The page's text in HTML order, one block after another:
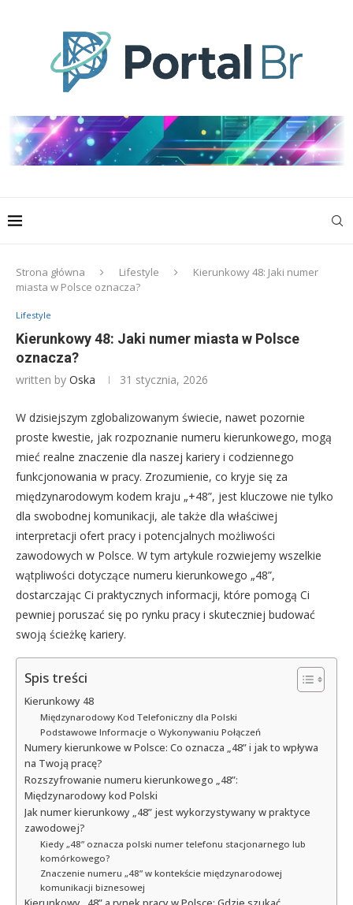
Strona główna Lifestyle
Kierunkowy 48: Jaki numer
miasta w Polsce oznacza?
Lifestyle
Kierunkowy 48: Jaki numer miasta w Polsce
oznacza?
written by Oska 31 stycznia, 2026
W dzisiejszym zglobalizowanym świecie, nawet pozornie
proste kwestie, jak rozpoznanie numeru kierunkowego, mogą
mieć realne znaczenie dla naszej kariery i codziennego
funkcjonowania w pracy. Zrozumienie, co kryje się za
międzynarodowym kodem kraju „+48”, jest kluczowe nie tylko
dla swobodnej komunikacji, ale także dla właściwej
interpretacji ofert pracy i potencjalnych możliwości
zawodowych w Polsce. W tym artykule rozwiejemy wszelkie
wątpliwości dotyczące numeru kierunkowego „48”,
dostarczając Ci praktycznych informacji, które pomogą Ci
pewniej poruszać się po rynku pracy i skuteczniej budować
swoją ścieżkę kariery.
Spis treści
Kierunkowy 48
Międzynarodowy Kod Telefoniczny dla Polski
Podstawowe Informacje o Wykonywaniu Połączeń
Numery kierunkowe w Polsce: Co oznacza „48” i jak to wpływa
na Twoją pracę?
Rozszyfrowanie numeru kierunkowego „48”:
Międzynarodowy kod Polski
Jak numer kierunkowy „48” jest wykorzystywany w praktyce
zawodowej?
Kiedy „48” oznacza polski numer telefonu stacjonarnego lub
komórkowego?
Znaczenie numeru „48” w kontekście międzynarodowej
komunikacji biznesowej